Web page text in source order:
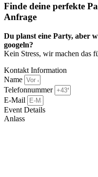
Finde deine perfekte
Anfrage​
Du planst eine Party, aber
googeln?
Kein Stress, wir machen das
Kontakt Information
Name
Telefonnummer
E-Mail
Event Details
Anlass